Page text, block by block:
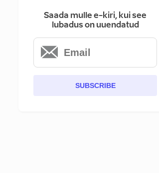
Saada mulle e-kiri, kui see
lubadus on uuendatud
SUBSCRIBE